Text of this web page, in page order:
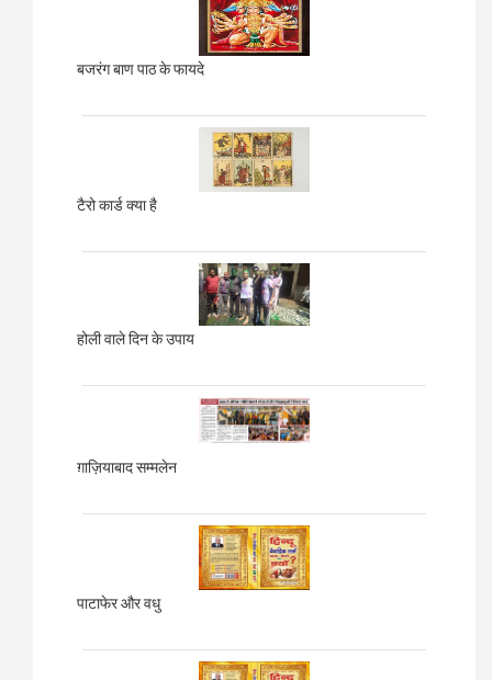
बजरंग बाण पाठ के फायदे
टैरो कार्ड क्या है
होली वाले दिन के उपाय
ग़ाज़ियाबादसम्मलेन
पाटाफेर और वधु